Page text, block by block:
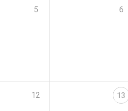
5 6
12 13